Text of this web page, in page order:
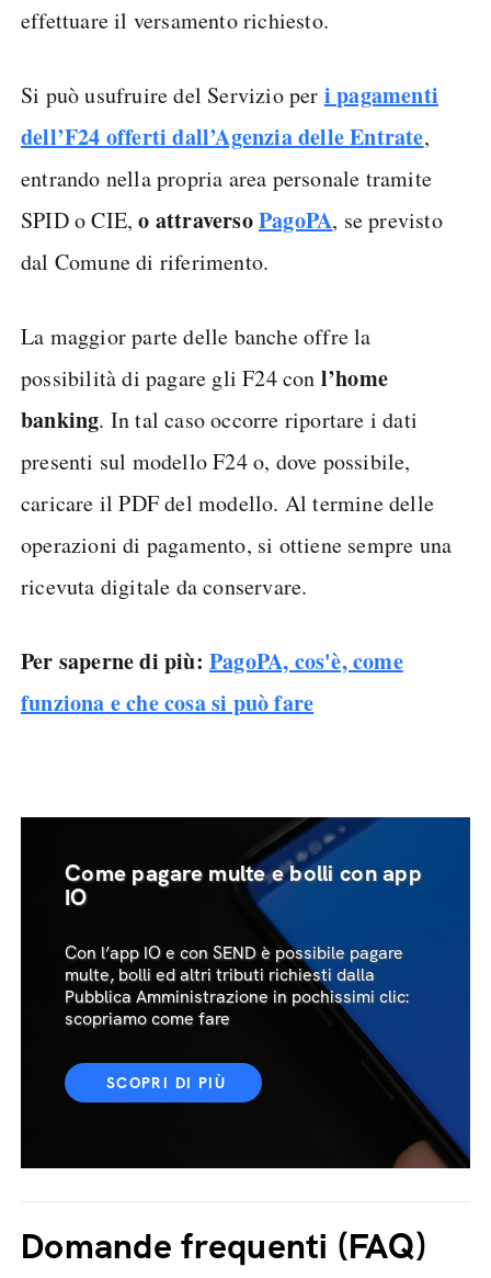
effettuare il versamento richiesto.
Si può usufruire del Servizio per i pagamenti
dell’F24 offerti dall’Agenzia delle Entrate,
entrando nella propria area personale tramite
SPID o CIE,o attraversoPagoPA, se previsto
dal Comune di riferimento.
La maggior parte delle banche offre la
possibilità di pagare gli F24 con l’home
banking. In tal caso occorre riportare i dati
presenti sul modello F24 o, dove possibile,
caricare il PDF del modello. Al termine delle
operazioni di pagamento, si ottiene sempre una
ricevuta digitale da conservare.
Per saperne di più: PagoPA, cos'è, come
funziona e che cosa si può fare
Come pagare multe e bolli con app
IO
Con l’app IO e con SEND è possibile pagare
multe, bolli ed altri tributi richiesti dalla
Pubblica Amministrazione in pochissimi clic:
scopriamo come fare
SCOPRI DI PIÙ
Domande frequenti (FAQ)